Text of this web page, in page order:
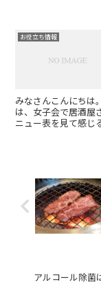
お役立ち情報
みなさんこんにち
は、女子会で居酒屋
ニュー表を見て感じ
アルコール除菌